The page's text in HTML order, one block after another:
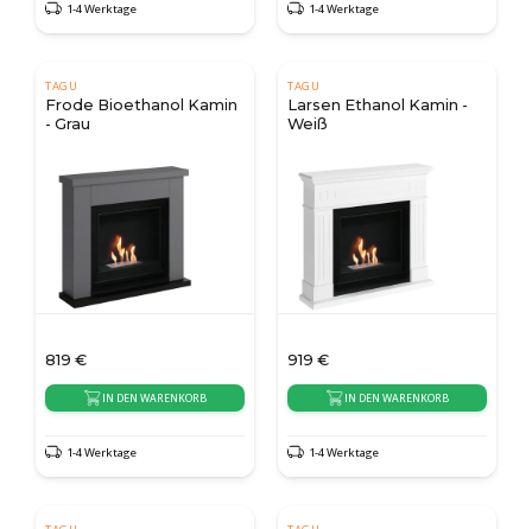
1-4 Werktage 1-4 Werktage
TAGU
Frode Bioethanol Kamin
- Grau
819 €
IN DEN WARENKORB
1-4 Werktage
TAGU
Larsen Ethanol Kamin -
Weiß
919 €
IN DEN WARENKORB
1-4 Werktage